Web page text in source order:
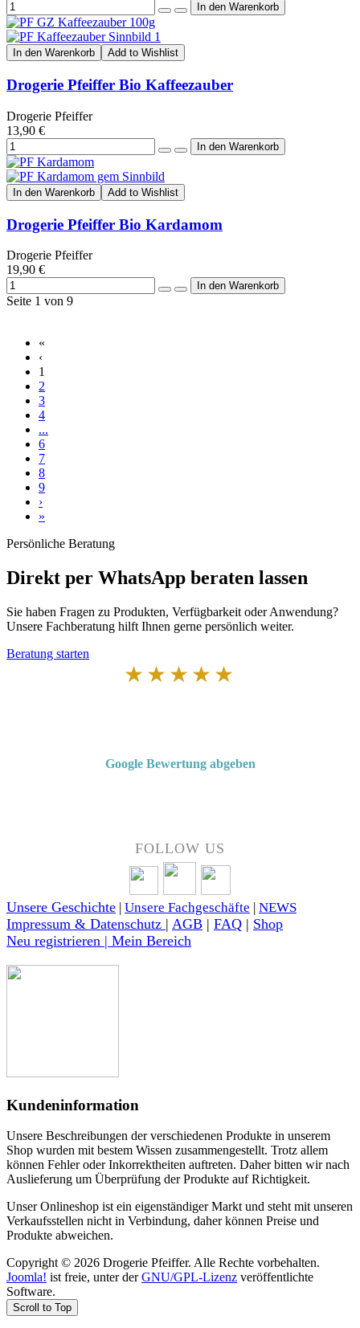
In den Warenkorb Add to Wishlist
Drogerie Pfeiffer Bio Kaffeezauber
Drogerie Pfeiffer
13,90 €
In den Warenkorb Add to Wishlist
Drogerie Pfeiffer Bio Kardamom
Drogerie Pfeiffer
19,90 €
Seite 1 von 9
«
‹
1
2
3
4
...
6
7
8
9
›
»
Persönliche Beratung
Direkt per WhatsApp beraten lassen
Sie haben Fragen zu Produkten, Verfügbarkeit oder Anwendung?
Unsere Fachberatung hilft Ihnen gerne persönlich weiter.
Beratung starten
★★★★★
Google Bewertung abgeben
FOLLOW US
Unsere Geschichte | Unsere Fachgeschäfte | NEWS
Impressum & Datenschutz | AGB | FAQ | Shop
Neu registrieren | Mein Bereich
Kundeninformation
Unsere Beschreibungen der verschiedenen Produkte in unserem
Shop wurden mit bestem Wissen zusammengestellt. Trotz allem
können Fehler oder Inkorrektheiten auftreten. Daher bitten wir nach
Auslieferung um Überprüfung der Produkte auf Richtigkeit.
Unser Onlineshop ist ein eigenständiger Markt und steht mit unseren
Verkaufsstellen nicht in Verbindung, daher können Preise und
Produkte abweichen.
Copyright © 2026 Drogerie Pfeiffer. Alle Rechte vorbehalten.
Joomla! ist freie, unter derGNU/GPL-Lizenz veröffentlichte
Software.
Scroll to Top